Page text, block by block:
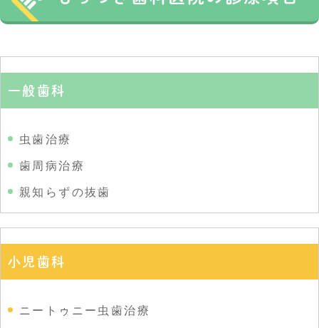
一般歯科
虫歯治療
歯周病治療
親知らずの抜歯
小児歯科
ニートゥニー虫歯治療